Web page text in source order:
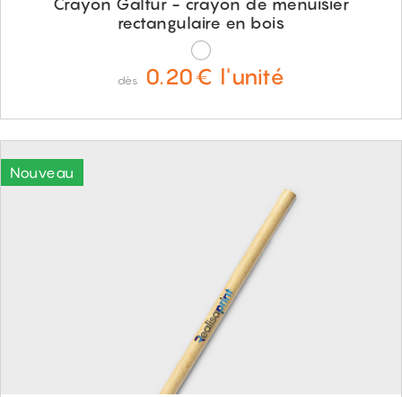
Crayon Galtur - crayon de menuisier
rectangulaire en bois
dès 0.20€ l'unité